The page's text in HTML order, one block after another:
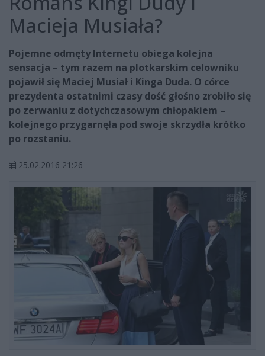
Macieja Musiała?
Pojemne odmęty Internetu obiega kolejna
sensacja – tym razem na plotkarskim celowniku
pojawił się Maciej Musiał i Kinga Duda. O córce
prezydenta ostatnimi czasy dość głośno zrobiło się
po zerwaniu z dotychczasowym chłopakiem –
kolejnego przygarnęła pod swoje skrzydła krótko
po rozstaniu.
25.02.2016 21:26